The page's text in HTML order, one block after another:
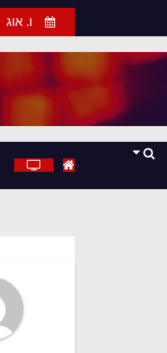
ו. אוג 7th, 2026